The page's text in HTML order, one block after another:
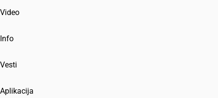
Video
Info
Vesti
Aplikacija